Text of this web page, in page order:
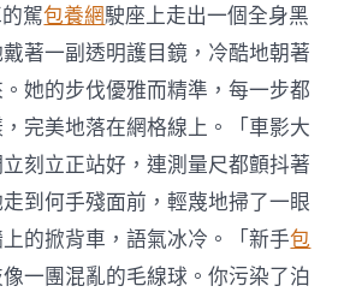
駕包養網駛座上走出一個全身黑
著一副透明護目鏡，冷酷地朝著
她的步伐優雅而精準，每一步都
完美地落在網格線上。「車影大
刻立正站好，連測量尺都顫抖著
到何手殘面前，輕蔑地掃了一眼
的掀背車，語氣冰冷。「新手包
像一團混亂的毛線球。你污染了泊